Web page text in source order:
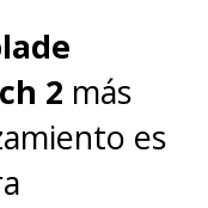
que las
lo
2 más
es